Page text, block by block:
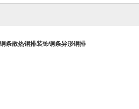
条散热铜排装饰铜条异形铜排